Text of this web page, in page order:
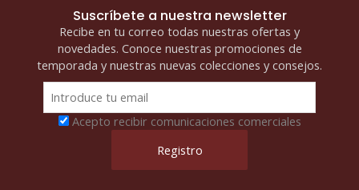
Suscríbete a nuestra newsletter
Recibe en tu correo todas nuestras ofertas y
novedades. Conoce nuestras promociones de
temporada y nuestras nuevas colecciones y consejos.
Acepto recibir comunicaciones comerciales